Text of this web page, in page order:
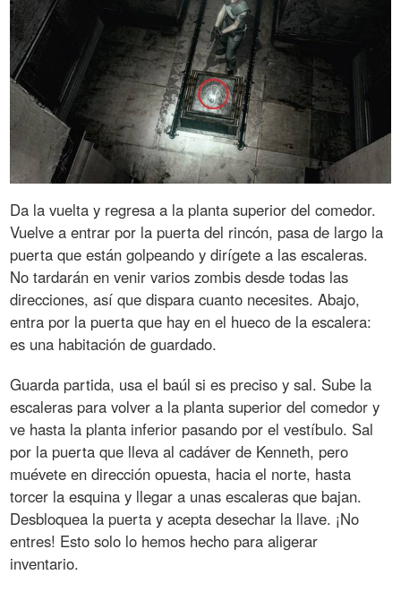
Da la vuelta y regresa a la planta superior del comedor.
Vuelve a entrar por la puerta del rincón, pasa de largo la
puerta que están golpeando y dirígete a las escaleras.
No tardarán en venir varios zombis desde todas las
direcciones, así que dispara cuanto necesites. Abajo,
entra por la puerta que hay en el hueco de la escalera:
es una habitación de guardado.
Guarda partida, usa el baúl si es preciso y sal. Sube la
escaleras para volver a la planta superior del comedor y
ve hasta la planta inferior pasando por el vestíbulo. Sal
por la puerta que lleva al cadáver de Kenneth, pero
muévete en dirección opuesta, hacia el norte, hasta
torcer la esquina y llegar a unas escaleras que bajan.
Desbloquea la puerta y acepta desechar la llave. ¡No
entres! Esto solo lo hemos hecho para aligerar
inventario.